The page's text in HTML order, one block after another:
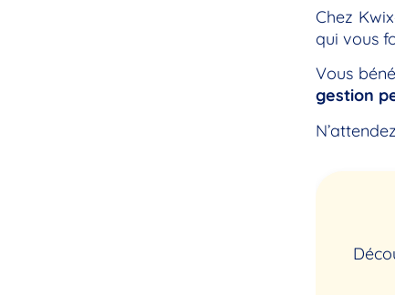
Chez
qui vous
Vous
gestion